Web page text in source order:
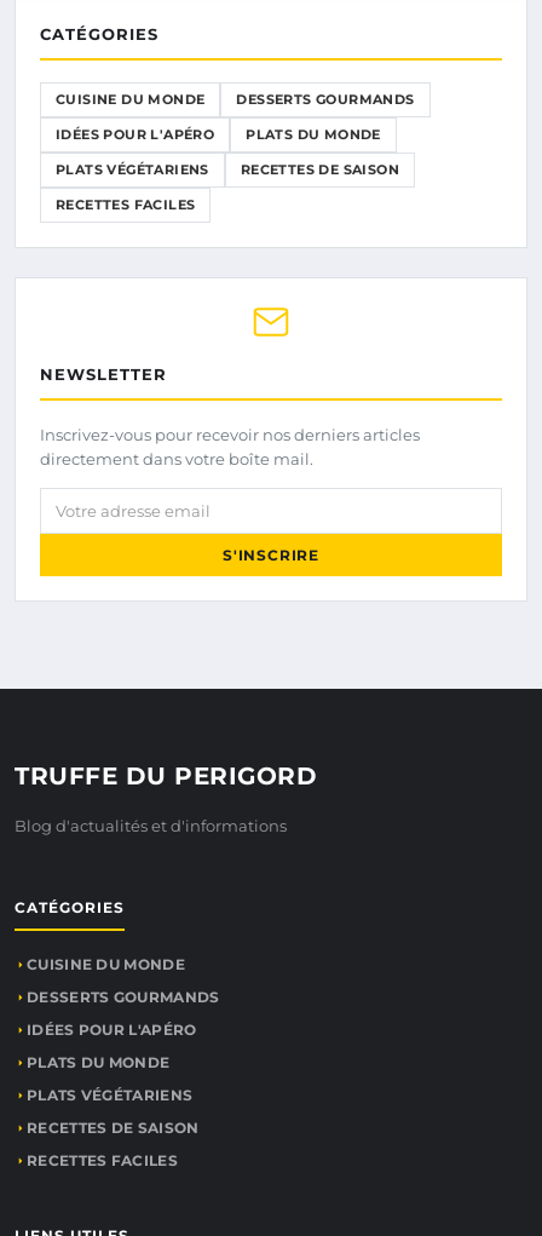
CATÉGORIES
CUISINE DU MONDE DESSERTS GOURMANDS
IDÉES POUR L'APÉRO PLATS DU MONDE
PLATS VÉGÉTARIENS RECETTES DE SAISON
RECETTES FACILES
NEWSLETTER
Inscrivez-vous pour recevoir nos derniers articles
directement dans votre boîte mail.
Votre adresse email
S'INSCRIRE
TRUFFE DU PERIGORD
Blog d'actualités et d'informations
CATÉGORIES
CUISINE DU MONDE
DESSERTS GOURMANDS
IDÉES POUR L'APÉRO
PLATS DU MONDE
PLATS VÉGÉTARIENS
RECETTES DE SAISON
RECETTES FACILES